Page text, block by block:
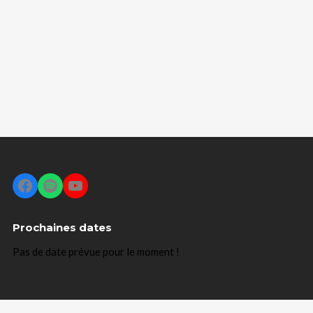
Facebook
SpotifyYouTube
Prochaines dates
Pas de date prévue pour le moment !